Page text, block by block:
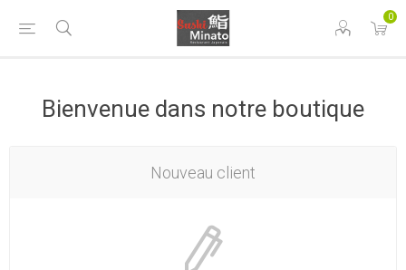
0
Bienvenue dans notre boutique
Nouveau client